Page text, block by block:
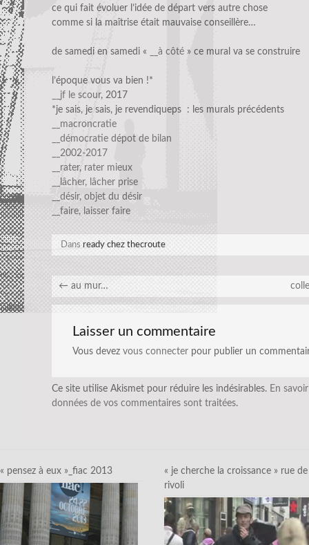
ce qui fait évoluer l’idée de départ vers autre chose
comme si la maîtrise était mauvaise conseillère…
de samedi en samedi « __à côté » ce mural va se construire
l’époque vous va bien !*
__jf le scour, 2017
*je sais, je sais, je revendiqueps : les murals précédents
__macroncratie
__démocratie dépot de bilan
__2002-2017
__rater, rater mieux
__lâcher, lâcher prise
__désir, objet du désir
__faire, laisser faire
Dans ready chez thecroute
← au mur…
Laisser un commentaire
Vous devez vous connecter pour publier un
Ce site utilise Akismet pour réduire les indésirables. En
données de vos commentaires sont traitées.
« pensez à eux »_fiac 2013
« je cherche la croissance » rue de
rivoli